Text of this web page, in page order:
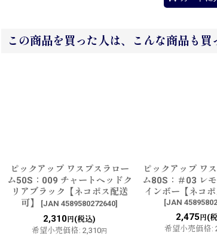
この商品を買った人は、こんな商品も買
ピックアップ ワスプスラロー
ム50S：009 チャートヘッドク
リアブラック【ネコポス配送
可】
[JAN 4589580272640]
2,310 円(税込)
希望小売価格: 2,310円
ピックアップ ワ
ム80S：＃03 レ
インボー【ネコポ
[JAN
2,475 円(
希望小売価格: